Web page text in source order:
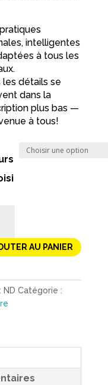
intelligentes
à tous les
les détails se
dans la
plus bas —
à tous!
AU PANIER
t
e
a
ND Catégorie :